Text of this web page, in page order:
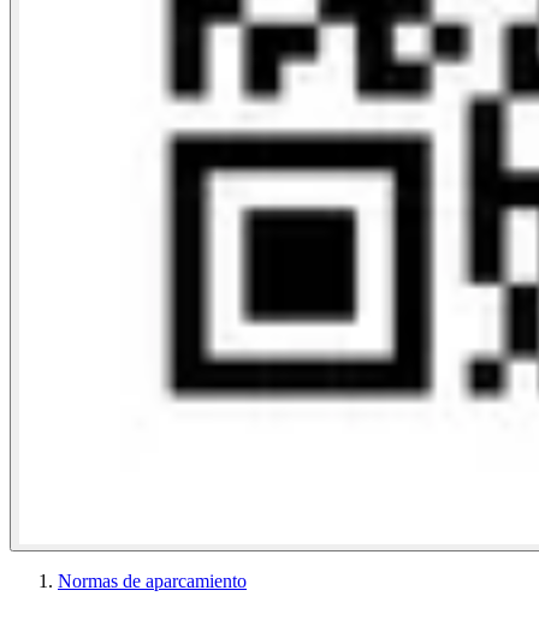
Normas de aparcamiento